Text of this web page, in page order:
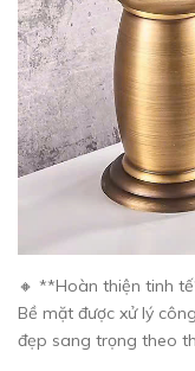
🔸 **Hoàn thiện tinh
Bề mặt được xử lý
đẹp sang trọng theo